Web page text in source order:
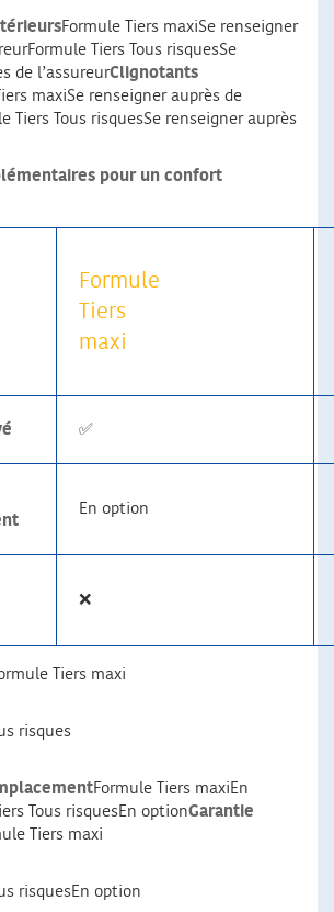
Formule Tiers maxiSe renseigner
Tiers Tous risquesSe
de l’assureurClignotants
maxiSe renseigner auprès de
Tiers Tous risquesSe renseigner auprès
pour un confort
Formule
Tiers
maxi
✅
En option
❌
Tiers maxi
risques
Formule Tiers maxiEn
Tous risquesEn optionGarantie
Tiers maxi
risquesEn option